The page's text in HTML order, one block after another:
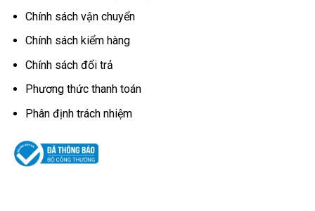
Chính sách vận chuyển
Chính sách kiểm hàng
Chính sách đổi trả
Phương thức thanh toán
Phân định trách nhiệm